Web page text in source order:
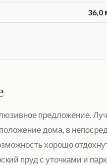
36,0
предложение.
дома, в
хорошо
пруд с уточками и